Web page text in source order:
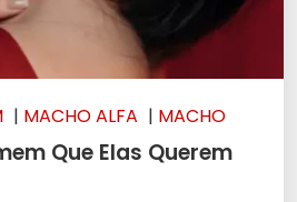
| MACHO ALFA | MACHO
Que Elas Querem